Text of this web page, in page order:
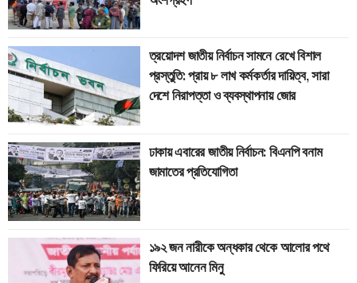
ত্রয়োদশ জাতীয় নির্বাচন সামনে রেখে বিশাল
প্রস্তুতি: প্রায় ৮ লাখ কর্মকর্তার দায়িত্ব, সারা
দেশে নিরাপত্তা ও ব্যবস্থাপনায় জোর
ঢাকায় এবারের জাতীয় নির্বাচন: বিএনপি বনাম
জামাতের প্রতিযোগিতা
১৯২ জন নারীকে অন্ধকার থেকে আলোর পথে
ফিরিয়ে আনেন মিনু